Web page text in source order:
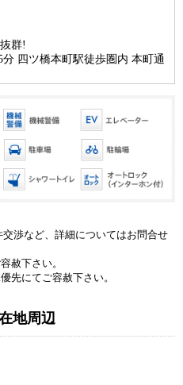
群!
四ツ橋本町駅徒歩圏内 本町通
渉など、詳細についてはお問合せ
赦下さい。
先にてご容赦下さい。
地周辺